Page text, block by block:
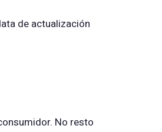
de actualización
No resto